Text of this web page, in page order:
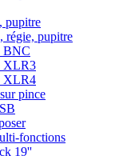
pupitre
régie, pupitre
BNC
XLR3
XLR4
pince
fonctions
19''